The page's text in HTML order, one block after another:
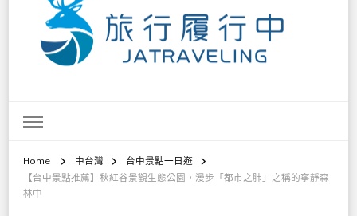
Home 中台灣
台中景點一日遊
【台中景點推薦】秋紅谷景觀生態公園，漫步「都市之肺」之稱的寧靜森
林中